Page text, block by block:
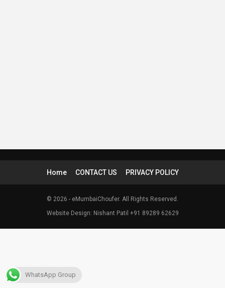
Home CONTACT US PRIVACY POLICY
© 2026 - eMumbaiChoufer. All Rights Reserved.
Website Design: Nishant Patil +91 89289 62629
WhatsApp Group